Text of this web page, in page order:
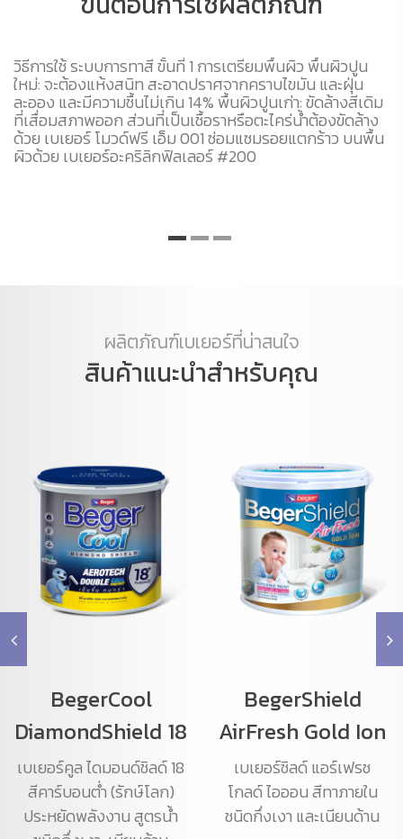
วิธีการใช้ ระบบการทาสี ขั้นที่ 1 การเตรียมพื้นผิว พื้นผิวปูน
ใหม่: จะต้องแห้งสนิท สะอาดปราศจากคราบไขมัน และฝุ่น
ละออง และมีความชื้นไม่เกิน 14% พื้นผิวปูนเก่า: ขัดล้างสีเดิม
ที่เสื่อมสภาพออก ส่วนที่เป็นเชื้อราหรือตะไคร่น้ำต้องขัดล้าง
ด้วย เบเยอร์ โมวด์ฟรี เอ็ม 001 ซ่อมแซมรอยแตกร้าว บนพื้น
ผิวด้วย เบเยอร์อะคริลิกฟิลเลอร์ #200
ผลิตภัณฑ์เบเยอร์ที่น่าสนใจ
สินค้าแนะนำสำหรับคุณ
BegerCool
DiamondShield 18
เบเยอร์คูล ไดมอนด์ชิลด์ 18
สีคาร์บอนต่ำ (รักษ์โลก)
ประหยัดพลังงาน สูตรน้ำ
BegerShield
AirFresh Gold Ion
เบเยอร์ชิลด์ แอร์เฟรช
โกลด์ ไอออน สีทาภายใน
ชนิดกึ่งเงา และเนียนด้าน